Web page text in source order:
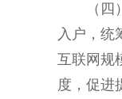
（
入户，统
互联网规
度，促进